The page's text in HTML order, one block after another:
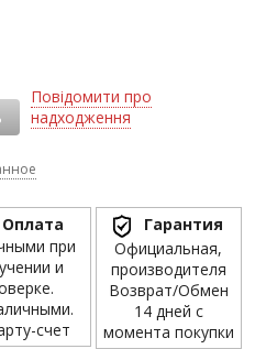
Повідомити про
надходження
Оплата
при
и
счет
Гарантия
Официальная,
производителя
Возврат/Обмен
14 дней с
момента покупки